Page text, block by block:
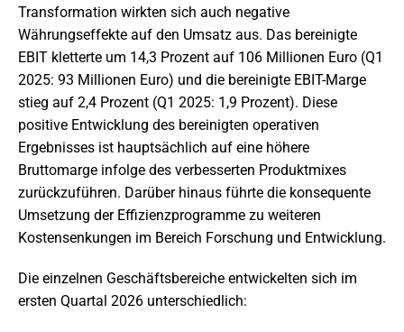
Transformation wirkten sich auch negative
Währungseffekte auf den Umsatz aus. Das bereinigte
EBIT kletterte um 14,3 Prozent auf 106 Millionen Euro (Q1
2025: 93 Millionen Euro) und die bereinigte EBIT-Marge
stieg auf 2,4 Prozent (Q1 2025: 1,9 Prozent). Diese
positive Entwicklung des bereinigten operativen
Ergebnisses ist hauptsächlich auf eine höhere
Bruttomarge infolge des verbesserten Produktmixes
zurückzuführen. Darüber hinaus führte die konsequente
Umsetzung der Effizienzprogramme zu weiteren
Kostensenkungen im Bereich Forschung und Entwicklung.
Die einzelnen Geschäftsbereiche entwickelten sich im
ersten Quartal 2026 unterschiedlich: